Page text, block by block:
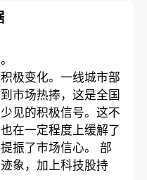
极变化。一线城市部
市场热捧，这是全国
见的积极信号。这不
在一定程度上缓解了
振了市场信心。 部
象，加上科技股持